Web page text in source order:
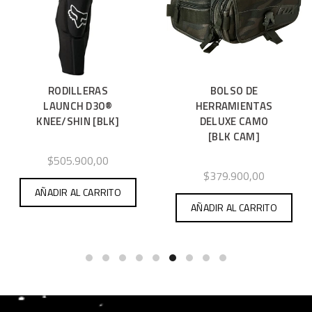
RODILLERAS
LAUNCH D3O®
KNEE/SHIN [BLK]
$505.900,00
AÑADIR AL CARRITO
BOLSO DE
HERRAMIENTAS
DELUXE CAMO
[BLK CAM]
$379.900,00
AÑADIR AL CARRITO